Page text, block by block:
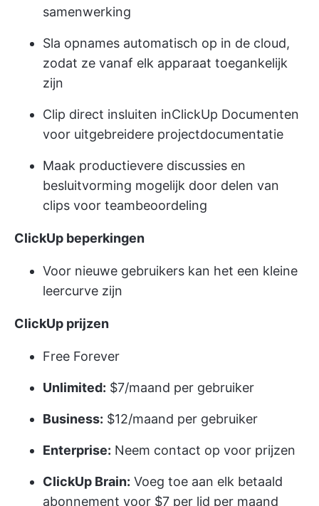
samenwerking
Sla opnames automatisch op in de cloud,
zodat ze vanaf elk apparaat toegankelijk
zijn
Clip direct insluiten inClickUp Documenten
voor uitgebreidere projectdocumentatie
Maak productievere discussies en
besluitvorming mogelijk door delen van
clips voor teambeoordeling
ClickUp beperkingen
Voor nieuwe gebruikers kan het een kleine
leercurve zijn
ClickUp prijzen
Free Forever
Unlimited: $7/maand per gebruiker
Business: $12/maand per gebruiker
Enterprise: Neem contact op voor prijzen
ClickUp Brain: Voeg toe aan elk betaald
abonnement voor $7 per lid per maand